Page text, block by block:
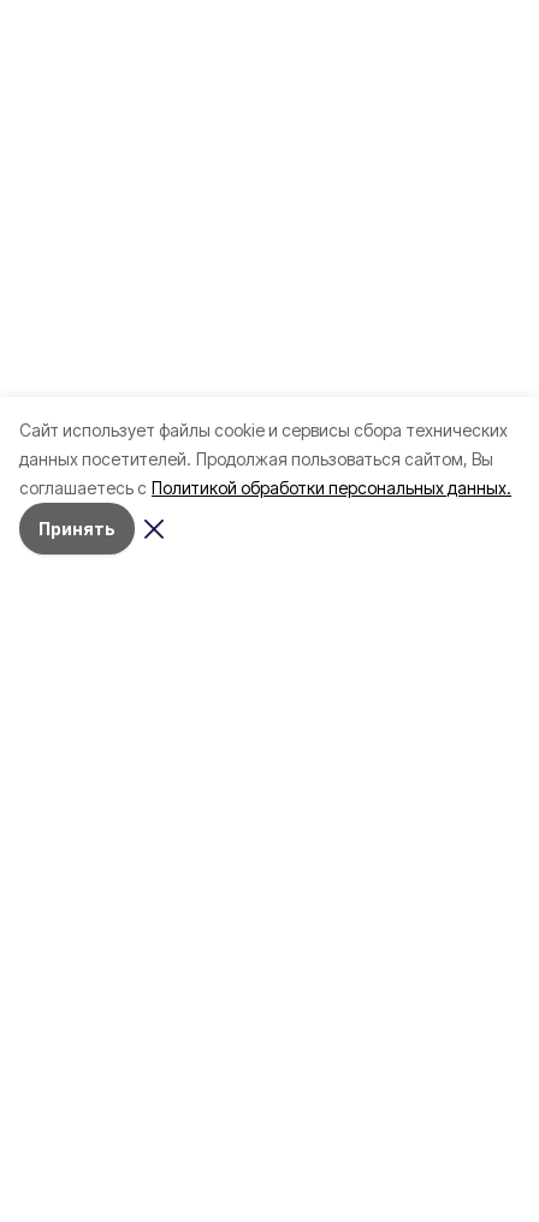
Cайт использует файлы cookie и сервисы сбора технических
данных посетителей. Продолжая пользоваться сайтом, Вы
соглашаетесь с Политикой обработки персональных данных.
Принять
Разделы
Новости
Статьи